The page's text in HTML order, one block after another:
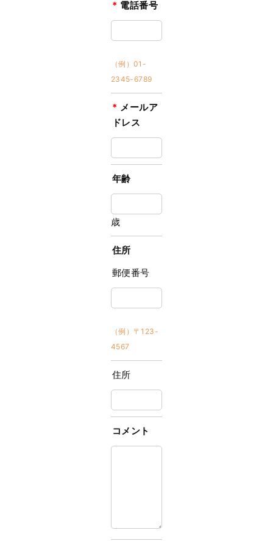
* 電話番号
（例）01-
2345-6789
* メールア
ドレス
年齢
歳
住所
郵便番号
（例）〒123-
4567
住所
コメント